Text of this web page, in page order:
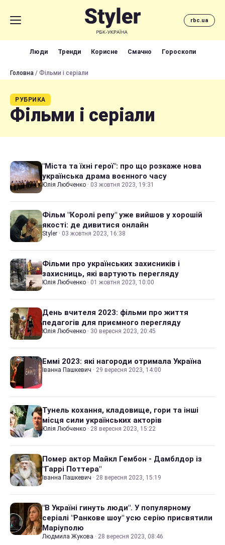
rbc.ua
Люди Тренди Корисне Смачно Гороскопи
Головна / Фільми і серіали
РУБРИКА
Фільми і серіали
"Міста та їхні герої": про що розкаже нова
українська драма воєнного часу
Юлія Любченко · 03 жовтня 2023, 19:31
Фільм "Королі репу" уже вийшов у хорошій
якості: де дивитися онлайн
Styler · 03 жовтня 2023, 16:38
Фільми про українських захисників і
захисниць, які вартують перегляду
Юлія Любченко · 01 жовтня 2023, 10:00
День вчителя 2023: фільми про життя
педагогів для приємного перегляду
Юлія Любченко · 30 вересня 2023, 20:45
Еммі 2023: які нагороди отримала Україна
Іванна Пашкевич · 29 вересня 2023, 14:00
Тунель кохання, кладовище, гори та інші
місця сили українських акторів
Юлія Любченко · 28 вересня 2023, 15:22
Помер актор Майкл Гембон - Дамблдор із
"Гаррі Поттера"
Іванна Пашкевич · 28 вересня 2023, 15:19
"В Україні гинуть люди". У популярному
серіалі "Ранкове шоу" усю серію присвятили
Маріуполю
Людмила Жукова · 28 вересня 2023, 08:46